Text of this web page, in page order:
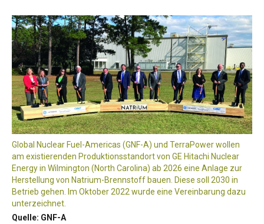
Global Nuclear Fuel-Americas (GNF-A) und TerraPower wollen
am existierenden Produktionsstandort von GE Hitachi Nuclear
Energy in Wilmington (North Carolina) ab 2026 eine Anlage zur
Herstellung von Natrium-Brennstoff bauen. Diese soll 2030 in
Betrieb gehen. Im Oktober 2022 wurde eine Vereinbarung dazu
unterzeichnet.
Quelle: GNF-A